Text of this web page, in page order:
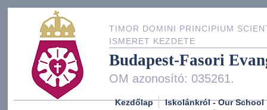
TIMOR DOMINI PRINCIPIUM
ISMERET KEZDETE
Budapest-Fasori
OM azonosító: 035261.
Kezdőlap Iskolánkról - Our School